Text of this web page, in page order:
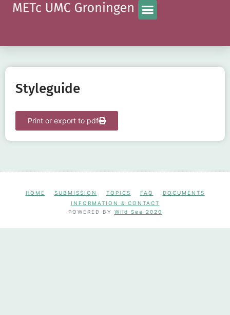
Styleguide
Print or export to pdf
HOME SUBMISSION TOPICS FAQ
DOCUMENTS
INFORMATION & CONTACT
POWERED BY Wild Sea 2020